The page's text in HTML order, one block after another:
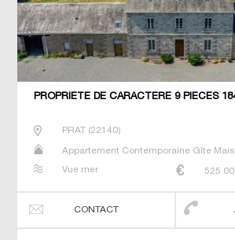
PROPRIETE DE CARACTERE 9 PIECES
PRAT(22140)
Appartement Contemporaine Gîte
Vue mer
525
CONTACT